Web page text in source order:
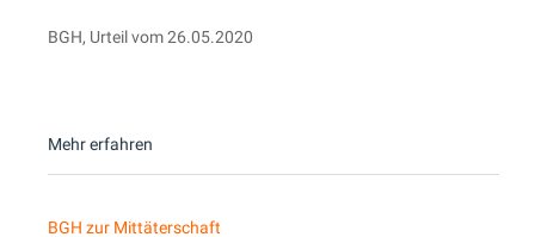
BGH, Urteil vom 26.05.2020
Mehr erfahren
BGH zur Mittäterschaft